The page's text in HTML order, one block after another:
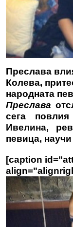
Преслава
Колева,
народната
Преслава
сега
Ивелина,
певица, научи
[caption